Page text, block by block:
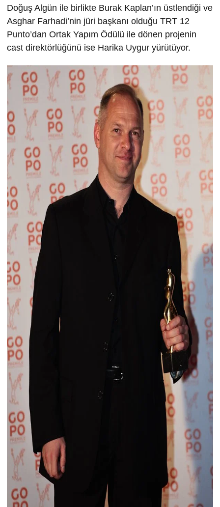
Doğuş Algün ile birlikte Burak Kaplan’ın üstlendiği ve
Asghar Farhadi’nin jüri başkanı olduğu TRT 12
Punto’dan Ortak Yapım Ödülü ile dönen projenin
cast direktörlüğünü ise Harika Uygur yürütüyor.